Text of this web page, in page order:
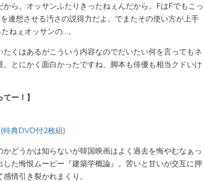
から。オッサンふたりきったねぇんだから。FはFでもこっ
連想させる汚さの説得力だよ。でまたその使い方が上手
ねぇオッサンの…。
たくはあるがこういう内容なのでだいたい何を言ってもネ
。とにかく面白かったですね、脚本も俳優も相当クドいけ
ー！】
典DVD付2枚組)
かどうかは知らないが韓国映画はよく過去を悔やむなぁっ
した悔恨ムービー『建築学概論』。苦いと甘いが交互に押
情引き裂かれまくり。